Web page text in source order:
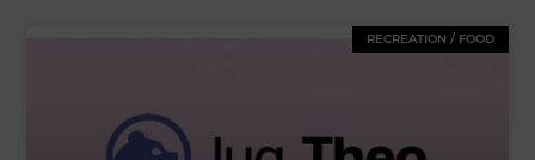
RECREATION / FOOD